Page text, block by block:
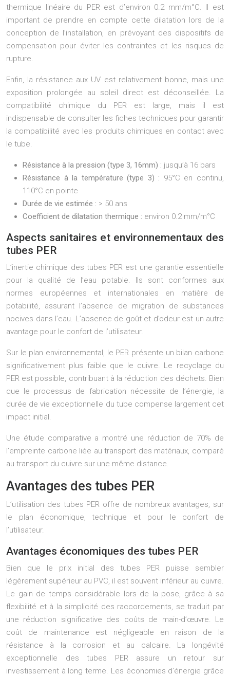
thermique linéaire du PER est d’environ 0.2 mm/m°C. Il est
important de prendre en compte cette dilatation lors de la
conception de l’installation, en prévoyant des dispositifs de
compensation pour éviter les contraintes et les risques de
rupture.
Enfin, la résistance aux UV est relativement bonne, mais une
exposition prolongée au soleil direct est déconseillée. La
compatibilité chimique du PER est large, mais il est
indispensable de consulter les fiches techniques pour garantir
la compatibilité avec les produits chimiques en contact avec
le tube.
Résistance à la pression (type 3, 16mm) : jusqu’à 16 bars
Résistance à la température (type 3) : 95°C en continu,
110°C en pointe
Durée de vie estimée : > 50 ans
Coefficient de dilatation thermique : environ 0.2 mm/m°C
Aspects sanitaires et environnementaux des
tubes PER
L’inertie chimique des tubes PER est une garantie essentielle
pour la qualité de l’eau potable. Ils sont conformes aux
normes européennes et internationales en matière de
potabilité, assurant l’absence de migration de substances
nocives dans l’eau. L’absence de goût et d’odeur est un autre
avantage pour le confort de l’utilisateur.
Sur le plan environnemental, le PER présente un bilan carbone
significativement plus faible que le cuivre. Le recyclage du
PER est possible, contribuant à la réduction des déchets. Bien
que le processus de fabrication nécessite de l’énergie, la
durée de vie exceptionnelle du tube compense largement cet
impact initial.
Une étude comparative a montré une réduction de 70% de
l’empreinte carbone liée au transport des matériaux, comparé
au transport du cuivre sur une même distance.
Avantages des tubes PER
L’utilisation des tubes PER offre de nombreux avantages, sur
le plan économique, technique et pour le confort de
l’utilisateur.
Avantages économiques des tubes PER
Bien que le prix initial des tubes PER puisse sembler
légèrement supérieur au PVC, il est souvent inférieur au cuivre.
Le gain de temps considérable lors de la pose, grâce à sa
flexibilité et à la simplicité des raccordements, se traduit par
une réduction significative des coûts de main-d’œuvre. Le
coût de maintenance est négligeable en raison de la
résistance à la corrosion et au calcaire. La longévité
exceptionnelle des tubes PER assure un retour sur
investissement à long terme. Les économies d’énergie grâce